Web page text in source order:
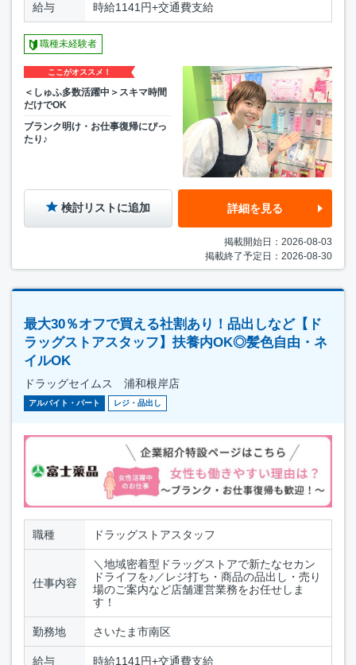
給与 時給1141円+交通費支給
職種未経験者
ここがオススメ！
＜しゅふ多数活躍中＞スキマ時間
だけでOK
ブランク明け・お仕事復帰にぴっ
たり♪
検討リストに追加 詳細を見る
掲載開始日：2026-08-03
掲載終了予定日：2026-08-30
最大30％オフで買える社割あり！品出しなど【ド
ラッグストアスタッフ】扶養内OK◎髪色自由・ネ
イルOK
ドラッグセイムス 浦和根岸店
アルバイト・パート レジ・品出し
職種 ドラッグストアスタッフ
仕事内容
＼地域密着型ドラッグストアで新たなセカン
ドライフを♪／レジ打ち・商品の品出し・売り
場のご案内など店舗運営業務をお任せしま
す！
勤務地 さいたま市南区
給与 時給1141円+交通費支給